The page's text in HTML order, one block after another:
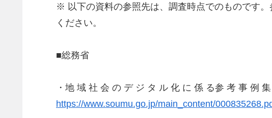
※ 以下の資料の参照先は、調査時点でのものです
ください。
■総務省
・地 域 社 会 の デ ジ タ ル 化 に 係 る参 考 事 例 集
https://www.soumu.go.jp/main_content/